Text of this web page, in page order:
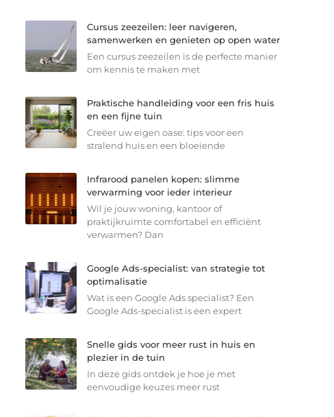
Cursus zeezeilen: leer navigeren,
samenwerken en genieten op open water
Een cursus zeezeilen is de perfecte manier
om kennis te maken met
Praktische handleiding voor een fris huis
en een fijne tuin
Creëer uw eigen oase: tips voor een
stralend huis en een bloeiende
Infrarood panelen kopen: slimme
verwarming voor ieder interieur
Wil je jouw woning, kantoor of
praktijkruimte comfortabel en efficiënt
verwarmen? Dan
Google Ads-specialist: van strategie tot
optimalisatie
Wat is een Google Ads specialist? Een
Google Ads-specialist is een expert
Snelle gids voor meer rust in huis en
plezier in de tuin
In deze gids ontdek je hoe je met
eenvoudige keuzes meer rust